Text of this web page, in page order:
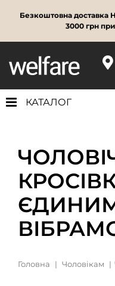
Безкоштовна доставка
3000 грн
КАТАЛОГ
Головна Чоловікам